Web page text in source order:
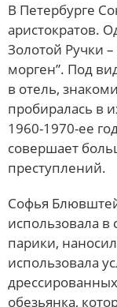
В Петербурге
аристократов.
Золотой Ручки
морген”. Под
в отель,
пробиралась в
1960-1970-ее
совершает
преступлений.
Софья
использовала в
парики,
использовала
обезьянка,